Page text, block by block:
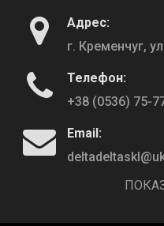
Адрес:
г. Кременчуг,
Телефон:
+38 (0536) 75-
Email: